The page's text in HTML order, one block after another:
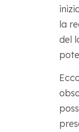
la
del